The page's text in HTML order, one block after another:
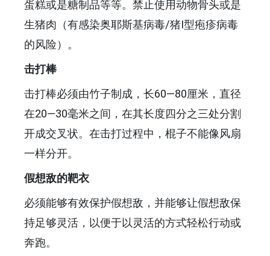
蛋糕或是糖制品等等。禁止使用动物骨头或是
生猪肉（有感染奥耶斯基病毒/猪I型疱疹病毒
的风险）。
击打棒
击打棒必须由竹子制成，长60—80厘米，直径
在20—30毫米之间，在其长度四分之三处分割
开成交叉状。在击打过程中，棍子不能像风扇
一样分开。
假想敌的靶衣
必须能够有效保护假想敌，并能够让假想敌保
持足够灵活，以便于以灵活的方式轻松行动或
奔跑。